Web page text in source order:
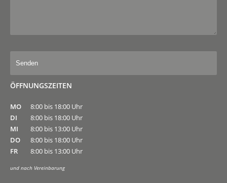
ÖFFNUNGSZEITEN
MO
8:00 bis 18:00 Uhr
DI
8:00 bis 18:00 Uhr
MI
8:00 bis 13:00 Uhr
DO
8:00 bis 18:00 Uhr
FR
8:00 bis 13:00 Uhr
und nach Vereinbarung